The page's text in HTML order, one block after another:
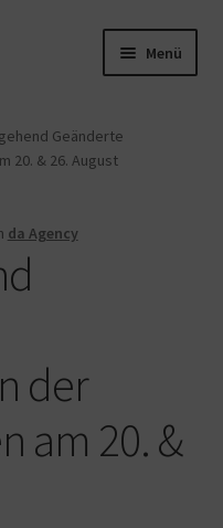
Menü
Geänderte
20. & 26. August
da Agency
der
am 20. &